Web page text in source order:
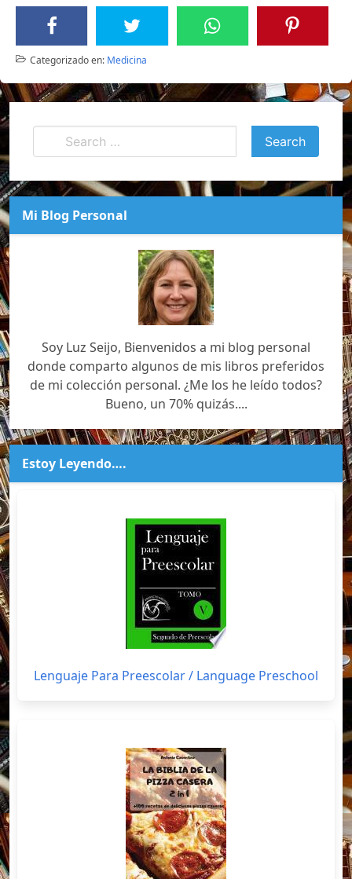
Categorizado en: Medicina
Mi Blog Personal
Soy Luz Seijo, Bienvenidos a mi blog personal
donde comparto algunos de mis libros preferidos
de mi colección personal. ¿Me los he leído todos?
Bueno, un 70% quizás....
Estoy Leyendo….
Lenguaje Para Preescolar / Language Preschool